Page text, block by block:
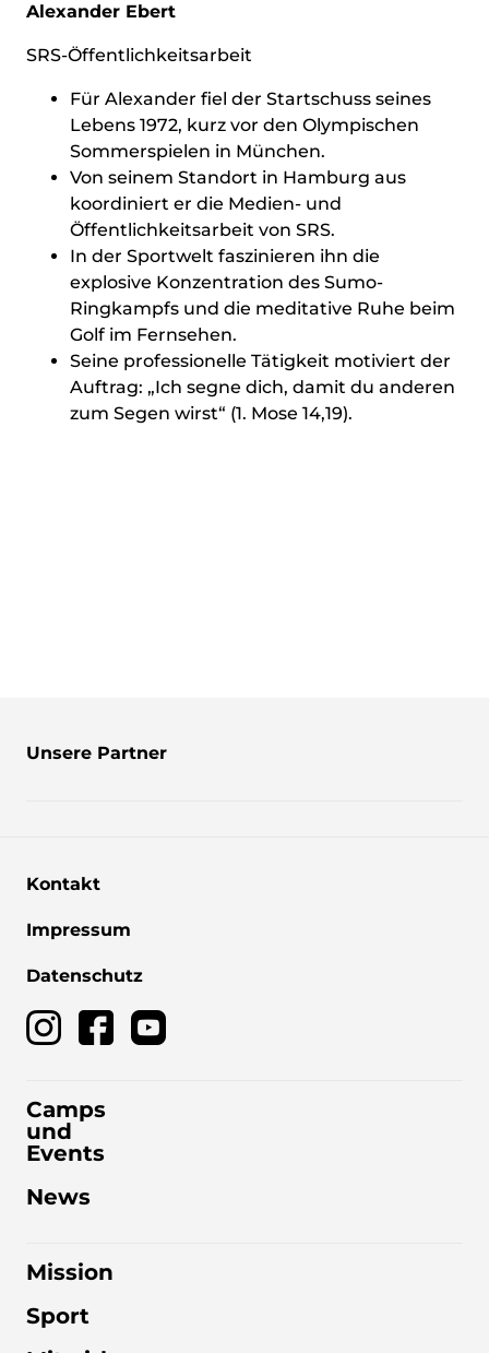
Alexander Ebert
SRS-Öffentlichkeitsarbeit
Für Alexander fiel der Startschuss seines
Lebens 1972, kurz vor den Olympischen
Sommerspielen in München.
Von seinem Standort in Hamburg aus
koordiniert er die Medien- und
Öffentlichkeitsarbeit von SRS.
In der Sportwelt faszinieren ihn die
explosive Konzentration des Sumo-
Ringkampfs und die meditative Ruhe beim
Golf im Fernsehen.
Seine professionelle Tätigkeit motiviert der
Auftrag: „Ich segne dich, damit du anderen
zum Segen wirst“ (1. Mose 14,19).
Unsere Partner
Kontakt
Impressum
Datenschutz
Camps
und
Events
News
Mission
Sport